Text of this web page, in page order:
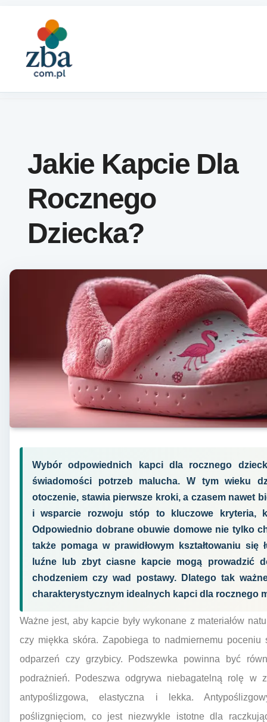
Jakie Kapcie Dla
Rocznego
Dziecka?
Wybór odpowiednich kapci dla rocznego
świadomości potrzeb malucha. W tym wieku
otoczenie, stawia pierwsze kroki, a czasem nawet
i wsparcie rozwoju stóp to kluczowe kryteria,
Odpowiednio dobrane obuwie domowe nie tylko
także pomaga w prawidłowym kształtowaniu
luźne lub zbyt ciasne kapcie mogą prowadzić
chodzeniem czy wad postawy. Dlatego tak
charakterystycznym idealnych kapci dla rocznego
Ważne jest, aby kapcie były wykonane z materiałów
czy miękka skóra. Zapobiega to nadmiernemu
odparzeń czy grzybicy. Podszewka powinna być
podrażnień. Podeszwa odgrywa niebagatelną rolę w
antypoślizgowa, elastyczna i lekka.
poślizgnięciom, co jest niezwykle istotne dla